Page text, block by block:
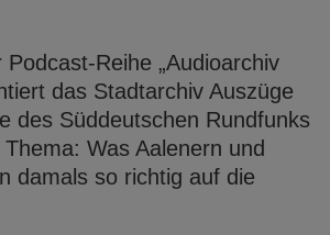
Reihe „Audioarchiv
das Stadtarchiv Auszüge
des Süddeutschen Rundfunks
Was Aalenern und
damals so richtig auf die